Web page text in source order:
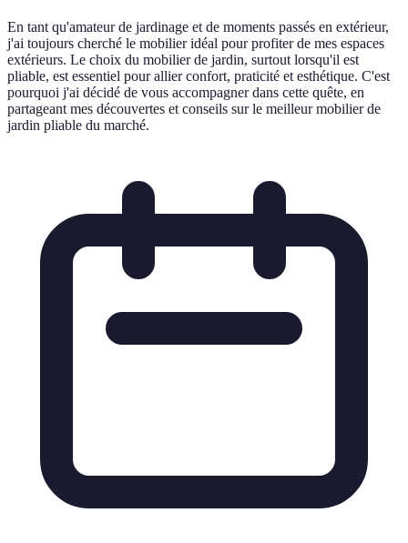
En tant qu'amateur de jardinage et de moments passés en extérieur,
j'ai toujours cherché le mobilier idéal pour profiter de mes espaces
extérieurs. Le choix du mobilier de jardin, surtout lorsqu'il est
pliable, est essentiel pour allier confort, praticité et esthétique. C'est
pourquoi j'ai décidé de vous accompagner dans cette quête, en
partageant mes découvertes et conseils sur le meilleur mobilier de
jardin pliable du marché.